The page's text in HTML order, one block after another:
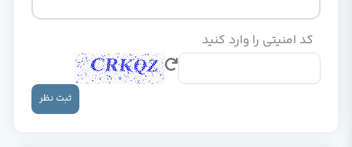
کد امنیتی را وارد کنید
ثبت نظر